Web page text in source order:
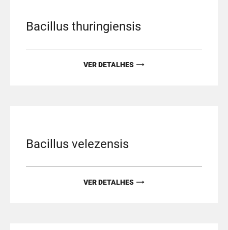
Bacillus thuringiensis
VER DETALHES
Bacillus velezensis
VER DETALHES